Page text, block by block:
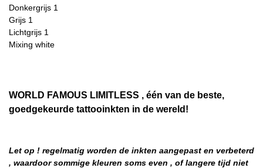
Donkergrijs 1
Grijs 1
Lichtgrijs 1
Mixing white
WORLD FAMOUS LIMITLESS , één van de beste,
goedgekeurde tattooinkten in de wereld!
Let op ! regelmatig worden de inkten aangepast en verbeterd
, waardoor sommige kleuren soms even , of langere tijd niet